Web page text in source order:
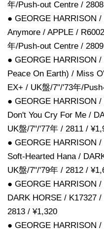
年/Push-out Centre /
● GEORGE HARRISON
Anymore / APPLE /
年/Push-out Centre /
● GEORGE HARRISON
Peace On Earth) / Miss
EX+ / UK盤/7"/'73年/
● GEORGE HARRISON
Don't You Cry For Me /
UK盤/7"/'77年 / 2811 /
● GEORGE HARRISON
Soft-Hearted Hana /
UK盤/7"/'79年 / 2812 /
● GEORGE HARRISON
DARK HORSE / K17327
2813 / ¥1,320
● GEORGE HARRISON